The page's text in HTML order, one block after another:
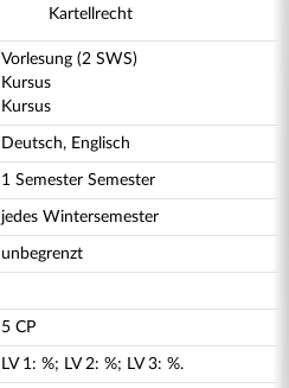
Kartellrecht
Vorlesung (2 SWS)
Kursus
Kursus
Deutsch, Englisch
1 Semester Semester
jedes Wintersemester
unbegrenzt
5 CP
LV 1: %; LV 2: %; LV 3: %.